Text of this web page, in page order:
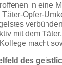
in eine
Opfer-
mit dem
macht
des